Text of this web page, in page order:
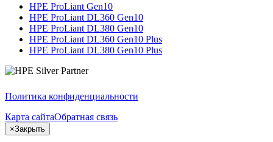
HPE ProLiant Gen10
HPE ProLiant DL360 Gen10
HPE ProLiant DL380 Gen10
HPE ProLiant DL360 Gen10 Plus
HPE ProLiant DL380 Gen10 Plus
Политика конфиденциальности
Карта сайтаОбратная связь
×Закрыть